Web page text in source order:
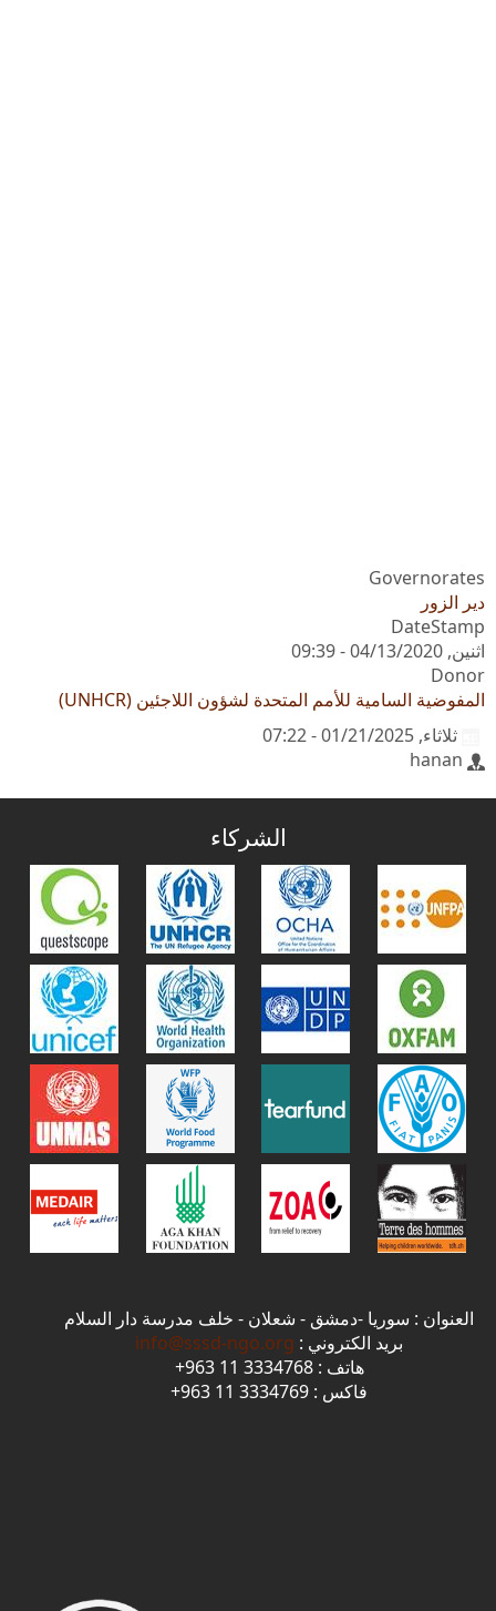
Governorates
دير الزور
DateStamp
اثنين, 04/13/2020 - 09:39
Donor
المفوضية السامية للأمم المتحدة لشؤون اللاجئين (UNHCR)
ثلاثاء, 01/21/2025 - 07:22
hanan
الشركاء
العنوان : سوريا -دمشق - شعلان - خلف مدرسة دار السلام
بريد الكتروني : info@sssd-ngo.org
هاتف : 3334768 11 963+
فاكس : 3334769 11 963+